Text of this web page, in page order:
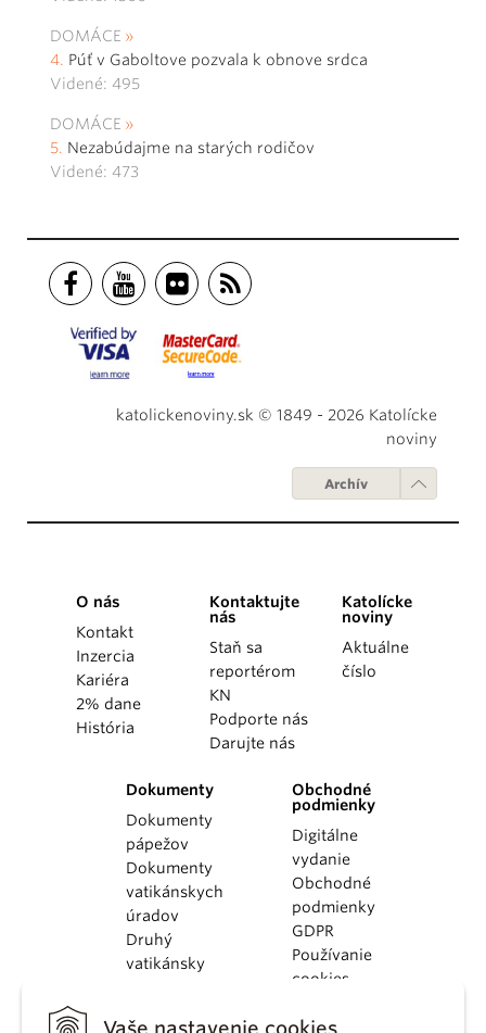
DOMÁCE
Púť v Gaboltove pozvala k obnove srdca
Videné: 495
DOMÁCE
Nezabúdajme na starých rodičov
Videné: 473
katolickenoviny.sk © 1849 - 2026 Katolícke
noviny
Archív
O nás
Kontakt
Inzercia
Kariéra
2% dane
História
Kontaktujte
nás
Staň sa
reportérom
KN
Podporte nás
Darujte nás
Katolícke
noviny
Aktuálne
číslo
Dokumenty
Dokumenty
pápežov
Dokumenty
vatikánskych
úradov
Druhý
vatikánsky
Obchodné
podmienky
Digitálne
vydanie
Obchodné
podmienky
GDPR
Používanie
cookies